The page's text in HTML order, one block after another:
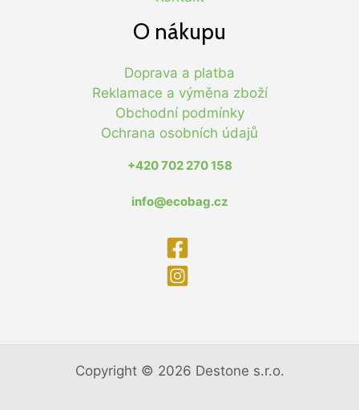
O nákupu
Doprava a platba
Reklamace a výměna zboží
Obchodní podmínky
Ochrana osobních údajů
+420 702 270 158
info@ecobag.cz
Copyright © 2026 Destone s.r.o.